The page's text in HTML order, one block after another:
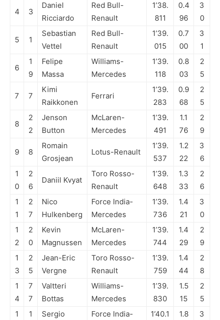
4 3
Daniel
Ricciardo
Red Bull-
Renault
1’38.
811
0.4
96
3
0
5 1
Sebastian
Vettel
Red Bull-
Renault
1’39.
015
0.7
00
3
1
6
1
9
Felipe
Massa
Williams-
Mercedes
1’39.
118
0.8
03
2
5
7 7
Kimi
Raikkonen
Ferrari
1’39.
283
0.9
68
2
5
8
2
2
Jenson
Button
McLaren-
Mercedes
1’39.
491
1.1
76
2
9
9 8
Romain
Grosjean
Lotus-Renault
1’39.
537
1.2
22
3
6
1
0
2
6
Daniil Kvyat
Toro Rosso-
Renault
1’39.
648
1.3
33
2
6
1
1
2
7
Nico
Hulkenberg
Force India-
Mercedes
1’39.
736
1.4
21
3
0
1
2
2
0
Kevin
Magnussen
McLaren-
Mercedes
1’39.
744
1.4
29
2
9
1
3
2
5
Jean-Eric
Vergne
Toro Rosso-
Renault
1’39.
759
1.4
44
2
8
1
4
7
7
Valtteri
Bottas
Williams-
Mercedes
1’39.
830
1.5
15
2
5
1
1 Sergio Force India- 1’40.1 1.8 3